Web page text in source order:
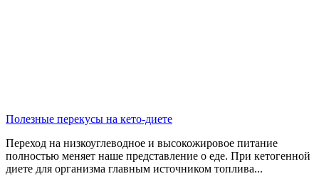
Полезные перекусы на кето-диете
Переход на низкоуглеводное и высокожировое питание
полностью меняет наше представление о еде. При кетогенной
диете для организма главным источником топлива...